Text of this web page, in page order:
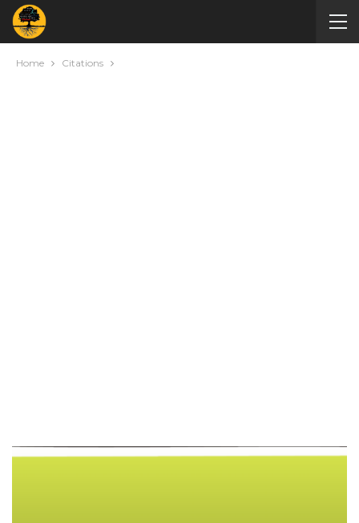
Home Citations